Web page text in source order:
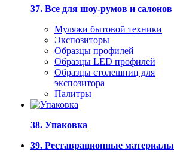
37. Все для шоу-румов и салонов
Муляжи бытовой техники
Экспозиторы
Образцы профилей
Образцы LED профилей
Образцы столешниц для
экспозитора
Палитры
38. Упаковка
39. Реставрационные материалы